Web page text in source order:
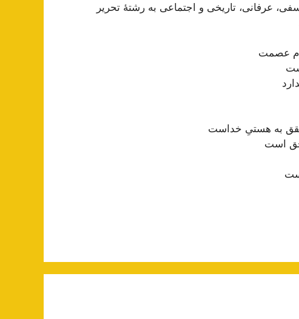
عرفانی، تاریخی و اجتماعی به رشتۀ تحریر
عصمت
به هستیِ خداست
حق است